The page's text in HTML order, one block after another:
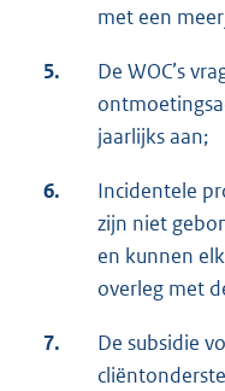
met een
5.
De WOC’s
jaarlijks aan;
6.
Incidentele
zijn niet
en kunnen
overleg met
7.
De subsidie